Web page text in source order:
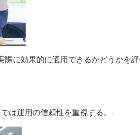
に効果的に適用できるかどうかを
は運用の信頼性を重視する。.